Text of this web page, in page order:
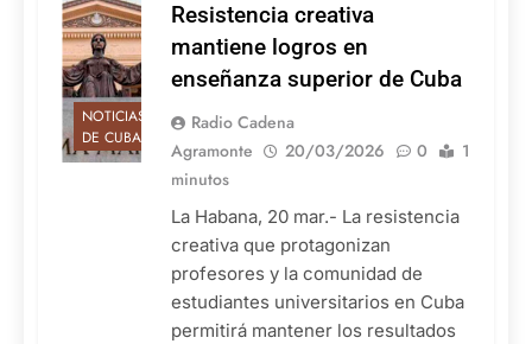
NOTICIAS
DE CUBA
Resistencia creativa
mantiene logros en
enseñanza superior de Cuba
Radio Cadena
Agramonte
20/03/2026 0
1
minutos
La Habana, 20 mar.- La resistencia
creativa que protagonizan
profesores y la comunidad de
estudiantes universitarios en Cuba
permitirá mantener los resultados